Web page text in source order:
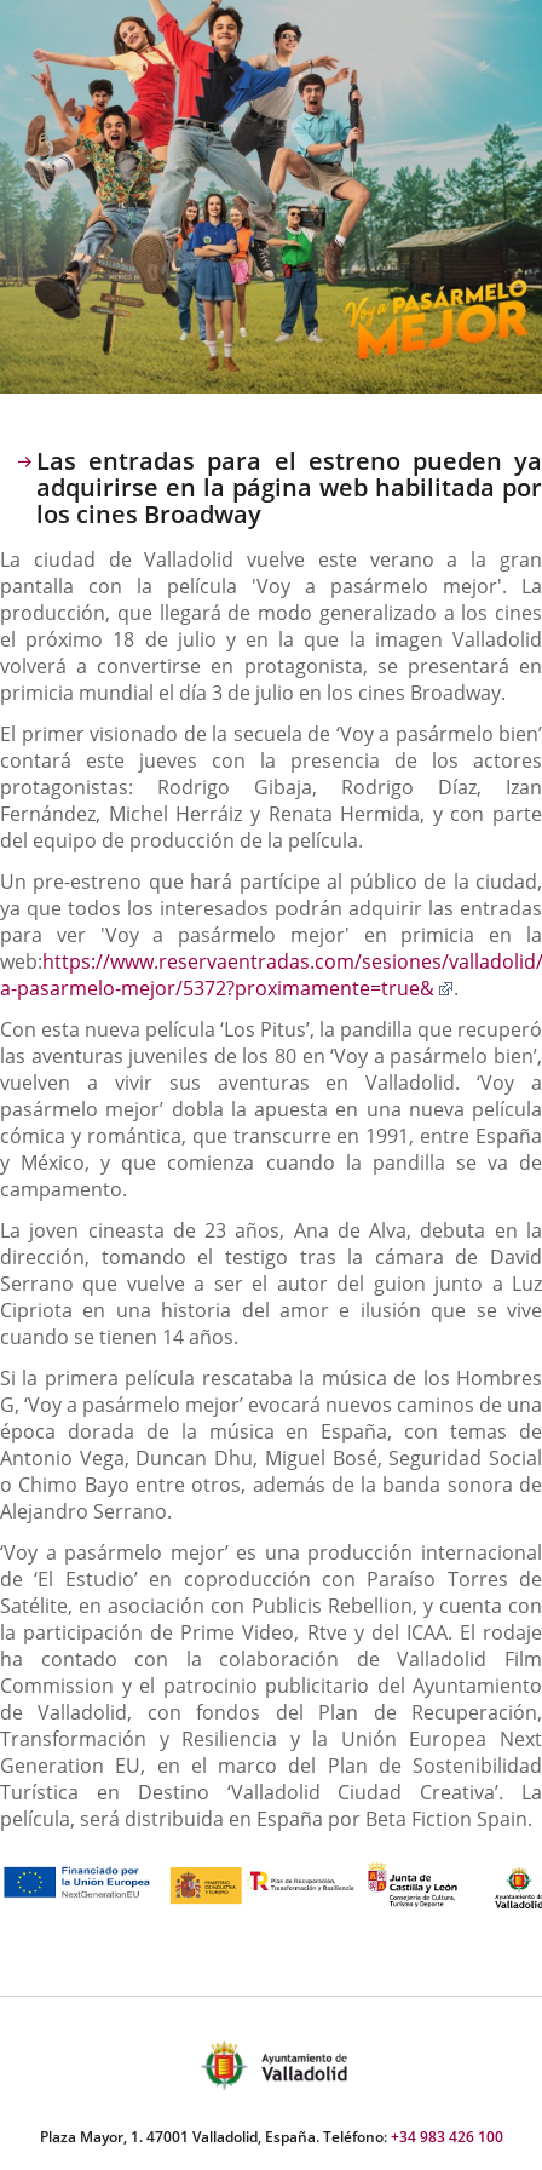
Descripción
Las entradas para el estreno pueden ya
adquirirse en la página web habilitada por
los cines Broadway
La ciudad de Valladolid vuelve este verano a la gran
pantalla con la película 'Voy a pasármelo mejor'. La
producción, que llegará de modo generalizado a los cines
el próximo 18 de julio y en la que la imagen Valladolid
volverá a convertirse en protagonista, se presentará en
primicia mundial el día 3 de julio en los cines Broadway.
El primer visionado de la secuela de ‘Voy a pasármelo bien’
contará este jueves con la presencia de los actores
protagonistas: Rodrigo Gibaja, Rodrigo Díaz, Izan
Fernández, Michel Herráiz y Renata Hermida, y con parte
del equipo de producción de la película.
Un pre-estreno que hará partícipe al público de la ciudad,
ya que todos los interesados podrán adquirir las entradas
para ver 'Voy a pasármelo mejor' en primicia en la
web:https://www.reservaentradas.com/sesiones/
a-pasarmelo-mejor/5372?proximamente=true&
Enlace
una
externa.
.
Con esta nueva película ‘Los Pitus’, la pandilla que recuperó
las aventuras juveniles de los 80 en ‘Voy a pasármelo bien’,
vuelven a vivir sus aventuras en Valladolid. ‘Voy a
pasármelo mejor’ dobla la apuesta en una nueva película
cómica y romántica, que transcurre en 1991, entre España
y México, y que comienza cuando la pandilla se va de
campamento.
La joven cineasta de 23 años, Ana de Alva, debuta en la
dirección, tomando el testigo tras la cámara de David
Serrano que vuelve a ser el autor del guion junto a Luz
Cipriota en una historia del amor e ilusión que se vive
cuando se tienen 14 años.
Si la primera película rescataba la música de los Hombres
G, ‘Voy a pasármelo mejor’ evocará nuevos caminos de una
época dorada de la música en España, con temas de
Antonio Vega, Duncan Dhu, Miguel Bosé, Seguridad Social
o Chimo Bayo entre otros, además de la banda sonora de
Alejandro Serrano.
‘Voy a pasármelo mejor’ es una producción internacional
de ‘El Estudio’ en coproducción con Paraíso Torres de
Satélite, en asociación con Publicis Rebellion, y cuenta con
la participación de Prime Video, Rtve y del ICAA. El rodaje
ha contado con la colaboración de Valladolid Film
Commission y el patrocinio publicitario del Ayuntamiento
de Valladolid, con fondos del Plan de Recuperación,
Transformación y Resiliencia y la Unión Europea Next
Generation EU, en el marco del Plan de Sostenibilidad
Turística en Destino ‘Valladolid Ciudad Creativa’. La
película, será distribuida en España por Beta Fiction Spain.
Plaza Mayor, 1. 47001 Valladolid, España. Teléfono:+34 983 426 100